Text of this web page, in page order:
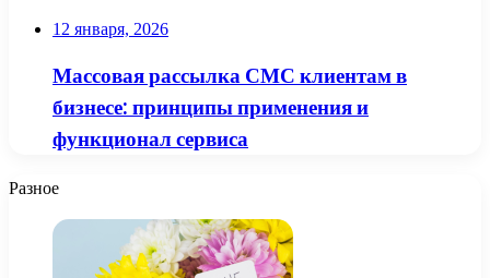
12 января, 2026
Массовая рассылка СМС клиентам в
бизнесе: принципы применения и
функционал сервиса
Разное